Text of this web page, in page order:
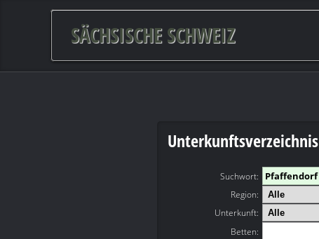
SÄCHSISCHE SCHWEIZ
Unterkunftsverzeichnis
Suchwort:
Region:
Unterkunft:
Betten: